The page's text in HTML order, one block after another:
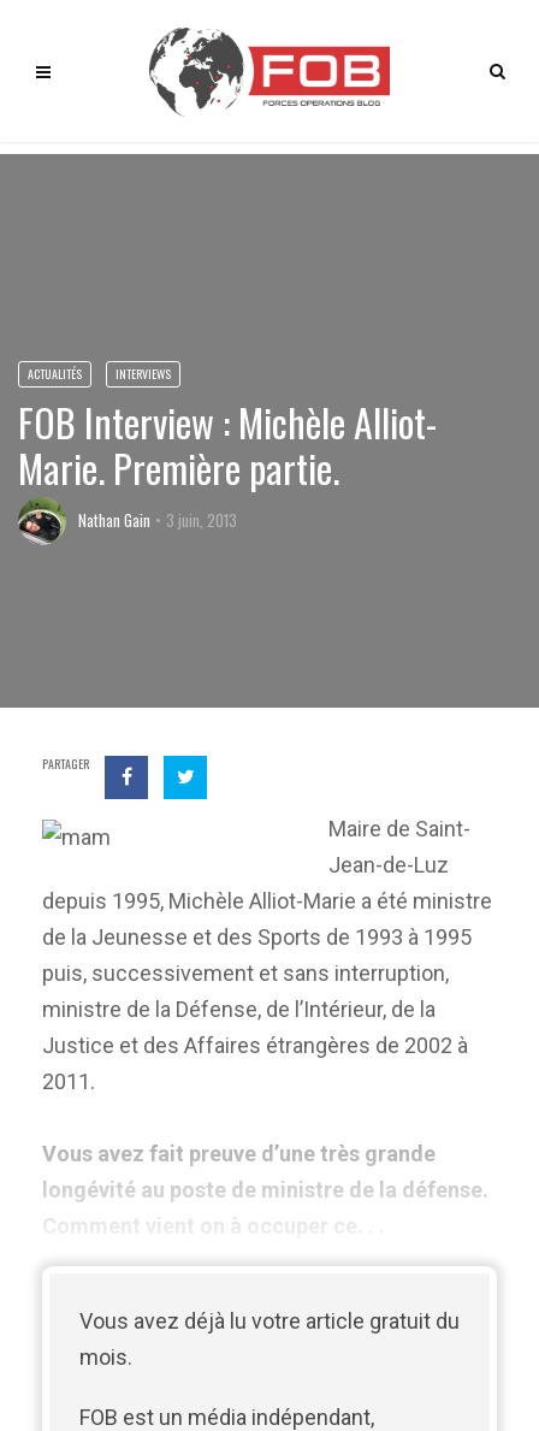
ACTUALITÉS INTERVIEWS
FOB Interview : Michèle Alliot-
Marie. Première partie.
Nathan Gain 3 juin, 2013
PARTAGER
Maire de Saint-
Jean-de-Luz
depuis 1995, Michèle Alliot-Marie a été ministre
de la Jeunesse et des Sports de 1993 à 1995
puis, successivement et sans interruption,
ministre de la Défense, de l’Intérieur, de la
Justice et des Affaires étrangères de 2002 à
2011.
Vous avez fait preuve d’une très grande
longévité au poste de ministre de la défense.
Comment vient on à occuper ce. . .
Vous avez déjà lu votre article gratuit du
mois.
FOB est un média indépendant,